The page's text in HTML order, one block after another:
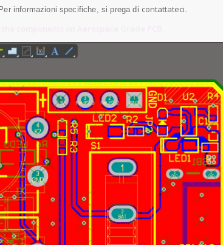
informazioni specifiche, si prega di contattateci